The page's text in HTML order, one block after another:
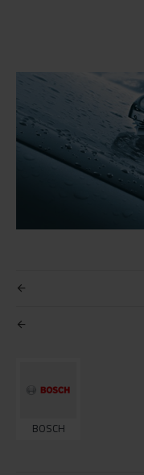
BOSCH